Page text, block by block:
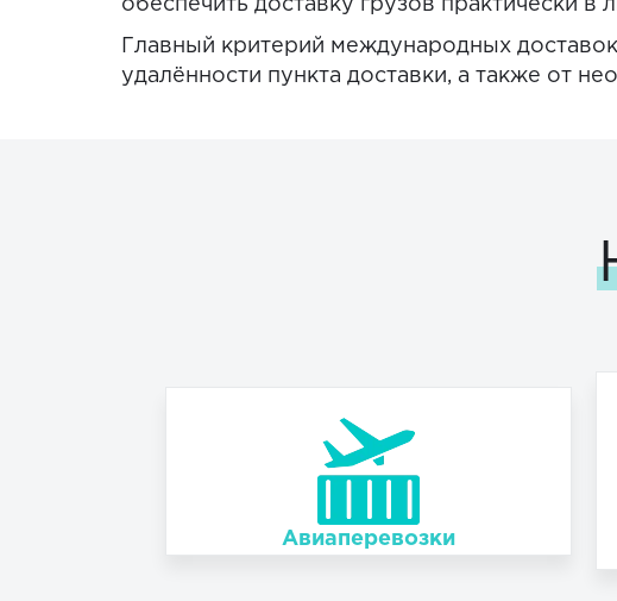
обеспечить доставку грузов практически в
Главный критерий международных
удалённости пункта доставки, а также от
Авиаперевозки